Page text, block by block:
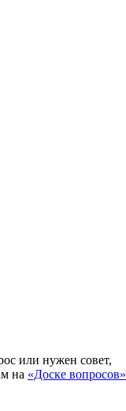
или нужен совет,
на «Доске вопросов»